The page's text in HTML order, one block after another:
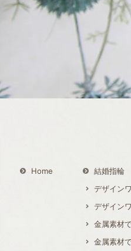
Home
結婚指輪
デザイン
デザイン
金属素材
金属素材